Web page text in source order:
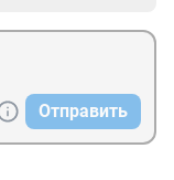
Отправить